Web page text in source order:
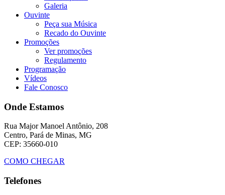
Galeria
Ouvinte
Peça sua Música
Recado do Ouvinte
Promoções
Ver promoções
Regulamento
Programação
Vídeos
Fale Conosco
Onde Estamos
Rua Major Manoel Antônio, 208
Centro, Pará de Minas, MG
CEP: 35660-010
COMO CHEGAR
Telefones